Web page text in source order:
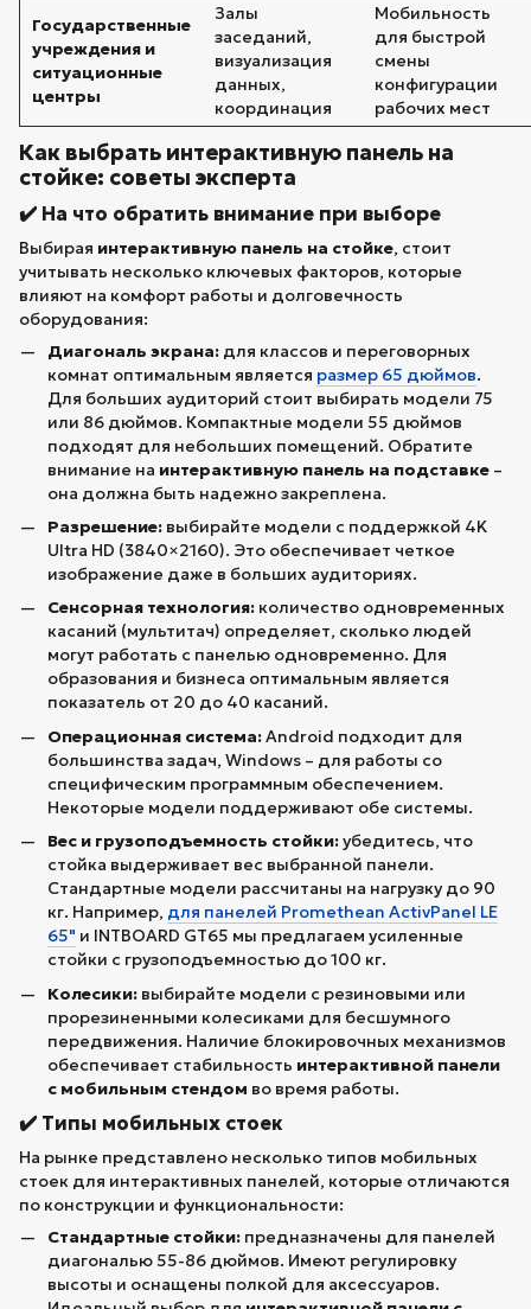
Государственные
учреждения и
ситуационные
центры
Залы
заседаний,
визуализация
данных,
координация
Мобильность
для быстрой
смены
конфигурации
рабочих мест
Как выбрать интерактивную панель на
стойке: советы эксперта
✔️ На что обратить внимание при выборе
Выбирая интерактивную панель на стойке, стоит
учитывать несколько ключевых факторов, которые
влияют на комфорт работы и долговечность
оборудования:
Диагональ экрана: для классов и переговорных
комнат оптимальным является размер 65 дюймов.
Для больших аудиторий стоит выбирать модели 75
или 86 дюймов. Компактные модели 55 дюймов
подходят для небольших помещений. Обратите
внимание на интерактивную панель на подставке –
она должна быть надежно закреплена.
Разрешение: выбирайте модели с поддержкой 4K
Ultra HD (3840×2160). Это обеспечивает четкое
изображение даже в больших аудиториях.
Сенсорная технология: количество одновременных
касаний (мультитач) определяет, сколько людей
могут работать с панелью одновременно. Для
образования и бизнеса оптимальным является
показатель от 20 до 40 касаний.
Операционная система:Android подходит для
большинства задач, Windows – для работы со
специфическим программным обеспечением.
Некоторые модели поддерживают обе системы.
Вес и грузоподъемность стойки:убедитесь, что
стойка выдерживает вес выбранной панели.
Стандартные модели рассчитаны на нагрузку до 90
кг. Например, для панелей Promethean ActivPanel LE
65" и INTBOARD GT65 мы предлагаем усиленные
стойки с грузоподъемностью до 100 кг.
Колесики: выбирайте модели с резиновыми или
прорезиненными колесиками для бесшумного
передвижения. Наличие блокировочных механизмов
обеспечивает стабильность интерактивной панели
с мобильным стендом во время работы.
✔️ Типы мобильных стоек
На рынке представлено несколько типов мобильных
стоек для интерактивных панелей, которые отличаются
по конструкции и функциональности:
Стандартные стойки: предназначены для панелей
диагональю 55-86 дюймов. Имеют регулировку
высоты и оснащены полкой для аксессуаров.